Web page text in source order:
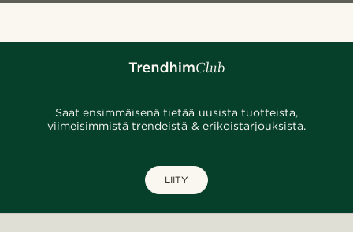
Saat ensimmäisenä tietää uusista tuotteista,
viimeisimmistä trendeistä & erikoistarjouksista.
LIITY